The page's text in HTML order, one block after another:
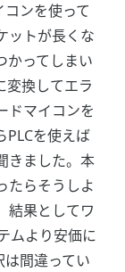
コンを使って
ットが長くな
かってしまい
変換してエラ
ドマイコンを
PLCを使えば
きました。本
たらそうしよ
結果としてワ
ムより安価に
は間違ってい